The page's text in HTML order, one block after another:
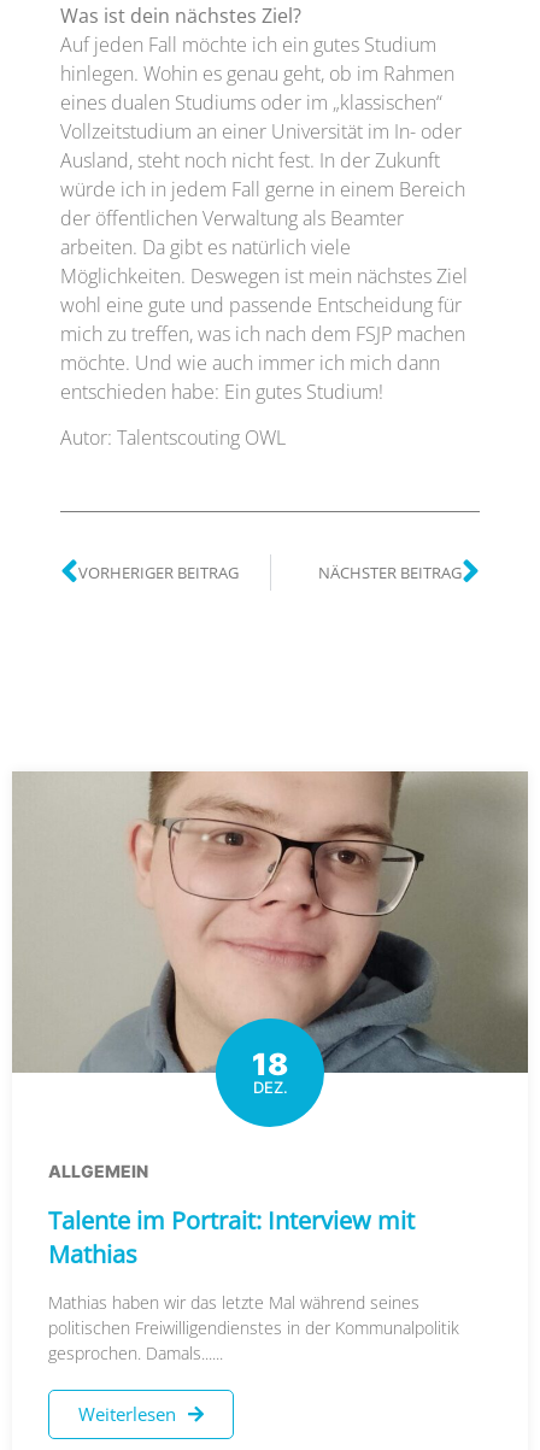
Was ist dein nächstes Ziel?
Auf jeden Fall möchte ich ein gutes Studium
hinlegen. Wohin es genau geht, ob im Rahmen
eines dualen Studiums oder im „klassischen“
Vollzeitstudium an einer Universität im In- oder
Ausland, steht noch nicht fest. In der Zukunft
würde ich in jedem Fall gerne in einem Bereich
der öffentlichen Verwaltung als Beamter
arbeiten. Da gibt es natürlich viele
Möglichkeiten. Deswegen ist mein nächstes Ziel
wohl eine gute und passende Entscheidung für
mich zu treffen, was ich nach dem FSJP machen
möchte. Und wie auch immer ich mich dann
entschieden habe: Ein gutes Studium!
Autor: Talentscouting OWL
VORHERIGER BEITRAG NÄCHSTER BEITRAG
18
DEZ.
ALLGEMEIN
Talente im Portrait: Interview mit
Mathias
Mathias haben wir das letzte Mal während seines
politischen Freiwilligendienstes in der Kommunalpolitik
gesprochen. Damals......
Weiterlesen